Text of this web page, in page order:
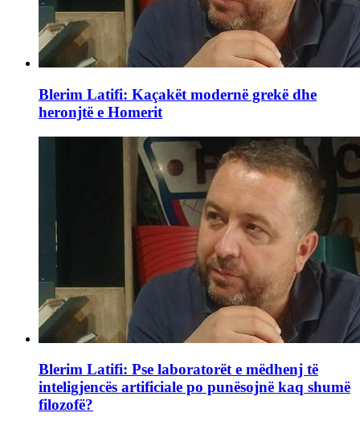
Blerim Latifi: Kaçakët modernë grekë dhe
heronjtë e Homerit
Blerim Latifi: Pse laboratorët e mëdhenj të
inteligjencës artificiale po punësojnë kaq shumë
filozofë?